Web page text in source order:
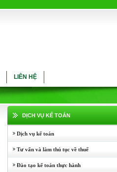
LIÊN HỆ
DỊCH VỤ KẾ TOÁN
Dịch vụ kế toán
Tư vấn và làm thủ tục về thuế
Đào tạo kế toán thực hành